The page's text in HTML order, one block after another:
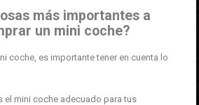
más importantes a
un mini coche?
coche, es importante tener en cuenta lo
el mini coche adecuado para tus